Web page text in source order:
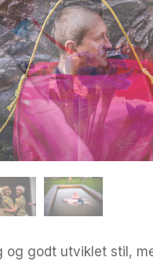
og godt utviklet stil,